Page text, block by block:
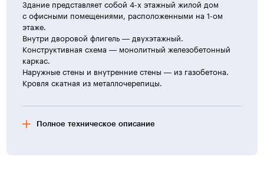
Здание представляет собой 4-х этажный жилой дом
с офисными помещениями, расположенными на 1-ом
этаже.
Внутри дворовой флигель — двухэтажный.
Конструктивная схема — монолитный железобетонный
каркас.
Наружные стены и внутренние стены — из газобетона.
Кровля скатная из металлочерепицы.
Полное техническое описание